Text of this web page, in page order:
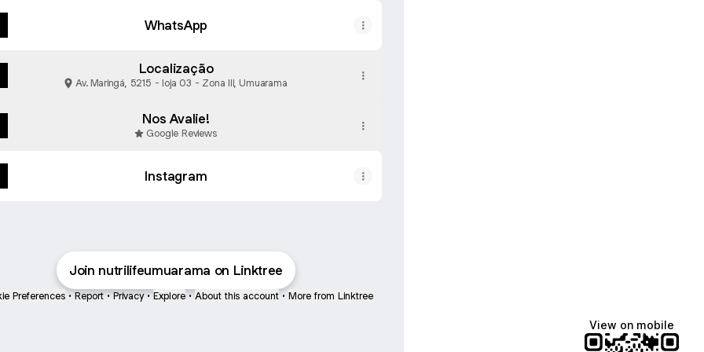
WhatsApp
Localização
Av. Maringá, 5215 - loja 03 - Zona III, Umuarama
Nos Avalie!
Google Reviews
Instagram
Join nutrilifeumuarama on Linktree
Preferences • Report • Privacy • Explore • About this account • More from Linktree
View on mobile